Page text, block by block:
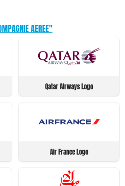
AEREE"
Qatar Airways Logo
Air France Logo